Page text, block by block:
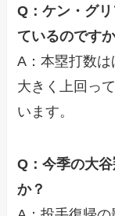
Q：ケン・グ
ているのです
A：本塁打数
大きく上回っ
います。
Q：今季の大
か？